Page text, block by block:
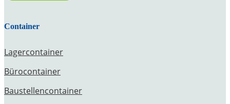
Container
Lagercontainer
Bürocontainer
Baustellencontainer